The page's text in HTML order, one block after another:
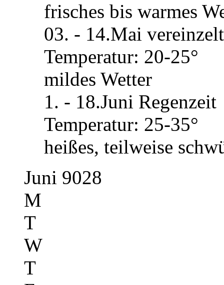
frisches bis warmes
03. - 14.Mai
Temperatur: 20-25°
mildes Wetter
1. - 18.Juni Regenzeit
Temperatur: 25-35°
heißes, teilweise
Juni 9028
M
T
W
T